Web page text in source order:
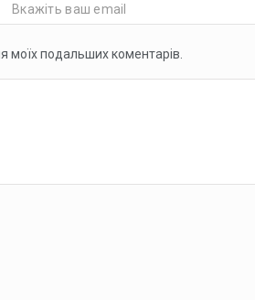
моїх подальших коментарів.